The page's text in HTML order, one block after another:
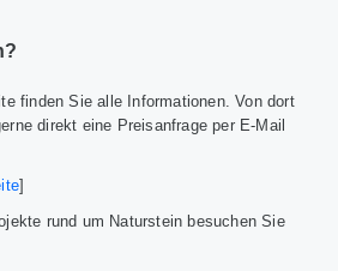
finden Sie alle Informationen. Von dort
direkt eine Preisanfrage per E-Mail
]
rund um Naturstein besuchen Sie